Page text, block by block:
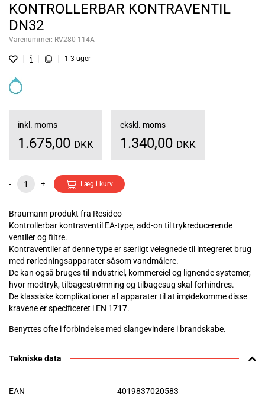
KONTROLLERBAR KONTRAVENTIL
DN32
Varenummer: RV280-114A
1-3 uger
inkl. moms
1.675,00 DKK
ekskl. moms
1.340,00 DKK
- + Læg i kurv
Braumann produkt fra Resideo
Kontrollerbar kontraventil EA-type, add-on til trykreducerende
ventiler og filtre.
Kontraventiler af denne type er særligt velegnede til integreret brug
med rørledningsapparater såsom vandmålere.
De kan også bruges til industriel, kommerciel og lignende systemer,
hvor modtryk, tilbagestrømning og tilbagesug skal forhindres.
De klassiske komplikationer af apparater til at imødekomme disse
kravene er specificeret i EN 1717.
Benyttes ofte i forbindelse med slangevindere i brandskabe.
Tekniske data
EAN 4019837020583